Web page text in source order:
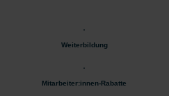
Weiterbildung
Mitarbeiter:innen-Rabatte